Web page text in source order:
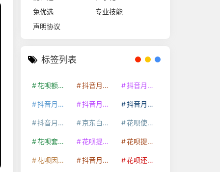
兔优选
专业技能
声明协议
标签列表
花呗额度提升 抖音月付套现24小时接单 抖音月付套现怎么套
抖音月付套现多少手续费 抖音月付套现商家有哪些 抖音月付套现30秒技巧
抖音月付套现最新方法 京东白条额度提升 花呗使用技巧
花呗套取现金最佳方法 花呗提额技巧 花呗提现怎么操作
花呗因为套现被限额了这种情况要多久才会好 抖音月付套现秒回100起 花呗还款技巧